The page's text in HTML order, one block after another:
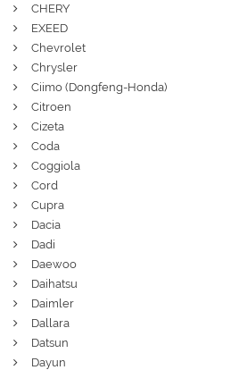
CHERY
EXEED
Chevrolet
Chrysler
Ciimo (Dongfeng-Honda)
Citroen
Cizeta
Coda
Coggiola
Cord
Cupra
Dacia
Dadi
Daewoo
Daihatsu
Daimler
Dallara
Datsun
Dayun